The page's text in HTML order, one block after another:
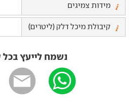
מידות צמיגים
קיבולת מיכל דלק (ליטרים)
נשמח לייעץ